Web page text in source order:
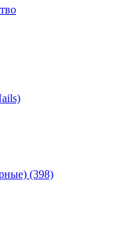
(398)